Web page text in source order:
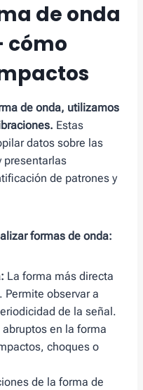
de onda
cómo
de onda, utilizamos
Estas
datos sobre las
presentarlas
de patrones y
formas de onda:
La forma más directa
observar a
de la señal.
en la forma
choques o
de la forma de